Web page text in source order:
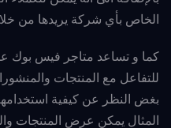
الخاص بأي شركة يريدها من
كما و تساعد متاجر فيس بوك
للتفاعل مع المنتجات
بغض النظر عن كيفية
المثال يمكن عرض المنتجات